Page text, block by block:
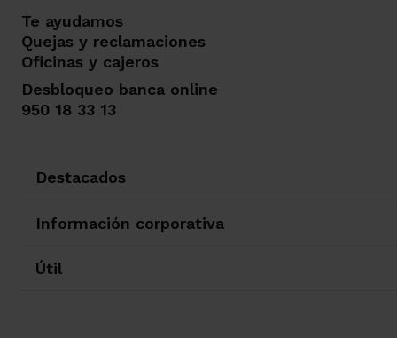
Te ayudamos
Quejas y reclamaciones
Oficinas y cajeros
Desbloqueo banca online
950 18 33 13
Destacados
Información corporativa
Útil